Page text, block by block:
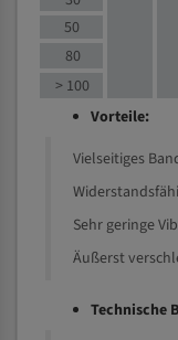
50
80
> 100
Vorteile:
Vielseitiges
Sehr geringe
Äußerst
Technische